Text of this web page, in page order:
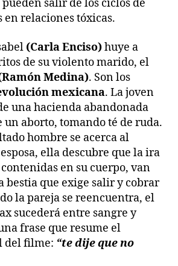
salir de los ciclos de
en relaciones tóxicas.
(Carla Enciso)huye a
de su violento marido, el
Medina). Son los
mexicana. La joven
una hacienda abandonada
un aborto, tomando té de ruda.
hombre se acerca al
ella descubre que la ira
en su cuerpo, van
bestia que exige salir y cobrar
la pareja se reencuentra, el
sucederá entre sangre y
frase que resume el
del filme: “te dije que no